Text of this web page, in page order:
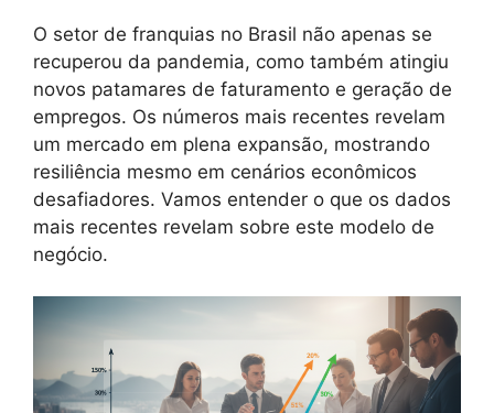
O setor de franquias no Brasil não apenas se
recuperou da pandemia, como também atingiu
novos patamares de faturamento e geração de
empregos. Os números mais recentes revelam
um mercado em plena expansão, mostrando
resiliência mesmo em cenários econômicos
desafiadores. Vamos entender o que os dados
mais recentes revelam sobre este modelo de
negócio.